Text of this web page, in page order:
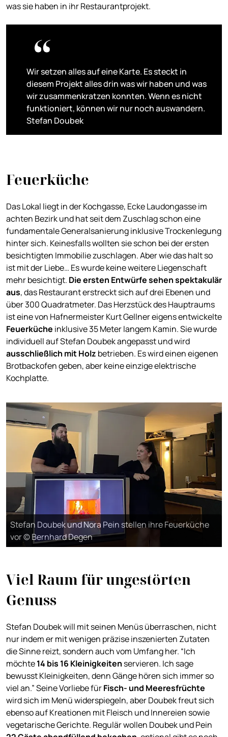
was sie haben in ihr Restaurantprojekt.
Wir setzen alles auf eine Karte. Es steckt in
diesem Projekt alles drin was wir haben und was
wir zusammenkratzen konnten. Wenn es nicht
funktioniert, können wir nur noch auswandern.
Stefan Doubek
Feuerküche
Das Lokal liegt in der Kochgasse, Ecke Laudongasse im
achten Bezirk und hat seit dem Zuschlag schon eine
fundamentale Generalsanierung inklusive Trockenlegung
hinter sich. Keinesfalls wollten sie schon bei der ersten
besichtigten Immobilie zuschlagen. Aber wie das halt so
ist mit der Liebe… Es wurde keine weitere Liegenschaft
mehr besichtigt. Die ersten Entwürfe sehen spektakulär
aus, das Restaurant erstreckt sich auf drei Ebenen und
über 300 Quadratmeter. Das Herzstück des Hauptraums
ist eine von Hafnermeister Kurt Gellner eigens entwickelte
Feuerküche inklusive 35 Meter langem Kamin. Sie wurde
individuell auf Stefan Doubek angepasst und wird
ausschließlich mit Holz betrieben. Es wird einen eigenen
Brotbackofen geben, aber keine einzige elektrische
Kochplatte.
Stefan Doubek und Nora Pein stellen ihre Feuerküche
vor © Bernhard Degen
Viel Raum für ungestörten
Genuss
Stefan Doubek will mit seinen Menüs überraschen, nicht
nur indem er mit wenigen präzise inszenierten Zutaten
die Sinne reizt, sondern auch vom Umfang her. “Ich
möchte14 bis 16 Kleinigkeiten servieren. Ich sage
bewusst Kleinigkeiten, denn Gänge hören sich immer so
viel an.” Seine Vorliebe fürFisch- und Meeresfrüchte
wird sich im Menü widerspiegeln, aber Doubek freut sich
ebenso auf Kreationen mit Fleisch und Innereien sowie
vegetarische Gerichte. Regulär wollen Doubek und Pein